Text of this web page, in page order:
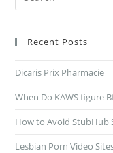
Recent Posts
Dicaris Prix Pharmacie
When Do KAWS figure
How to Avoid StubHub
Lesbian Porn Video